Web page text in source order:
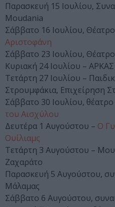
Παρασκευή 15 Ιουλίου,
Moudania
Σάββατο 16 Ιουλίου,
Αριστοφάνη
Σάββατο 23 Ιουλίου,
Κυριακή 24 Ιουλίου –
Τετάρτη 27 Ιουλίου –
Στρουμφάκια, Επιχείρηση
Σάββατο 30 Ιουλίου, θέατρο
του Αισχύλου
Δευτέρα 1 Αυγούστου – Ο
Ουίλιαμς
Τετάρτη 3 Αυγούστου –
Ζαχαράτο
Παρασκευή 5 Αυγούστου,
Μάλαμας
Σάββατο 6 Αυγούστου,